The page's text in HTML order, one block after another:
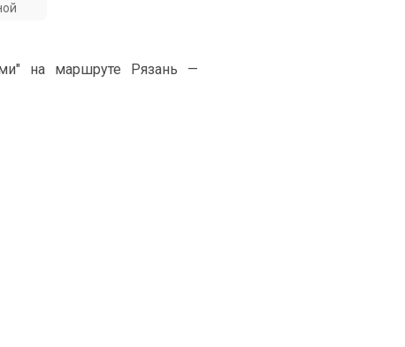
на маршруте Рязань —